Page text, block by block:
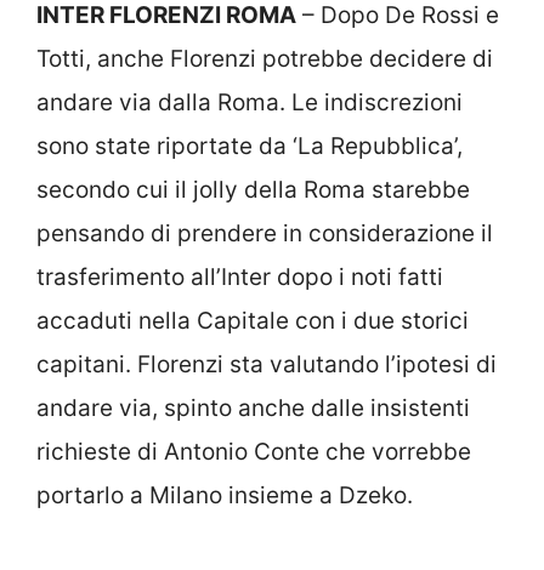
INTER FLORENZI ROMA – Dopo De Rossi e
Totti, anche Florenzi potrebbe decidere di
andare via dalla Roma. Le indiscrezioni
sono state riportate da ‘La Repubblica’,
secondo cui il jolly della Roma starebbe
pensando di prendere in considerazione il
trasferimento all’Inter dopo i noti fatti
accaduti nella Capitale con i due storici
capitani. Florenzi sta valutando l’ipotesi di
andare via, spinto anche dalle insistenti
richieste di Antonio Conte che vorrebbe
portarlo a Milano insieme a Dzeko.